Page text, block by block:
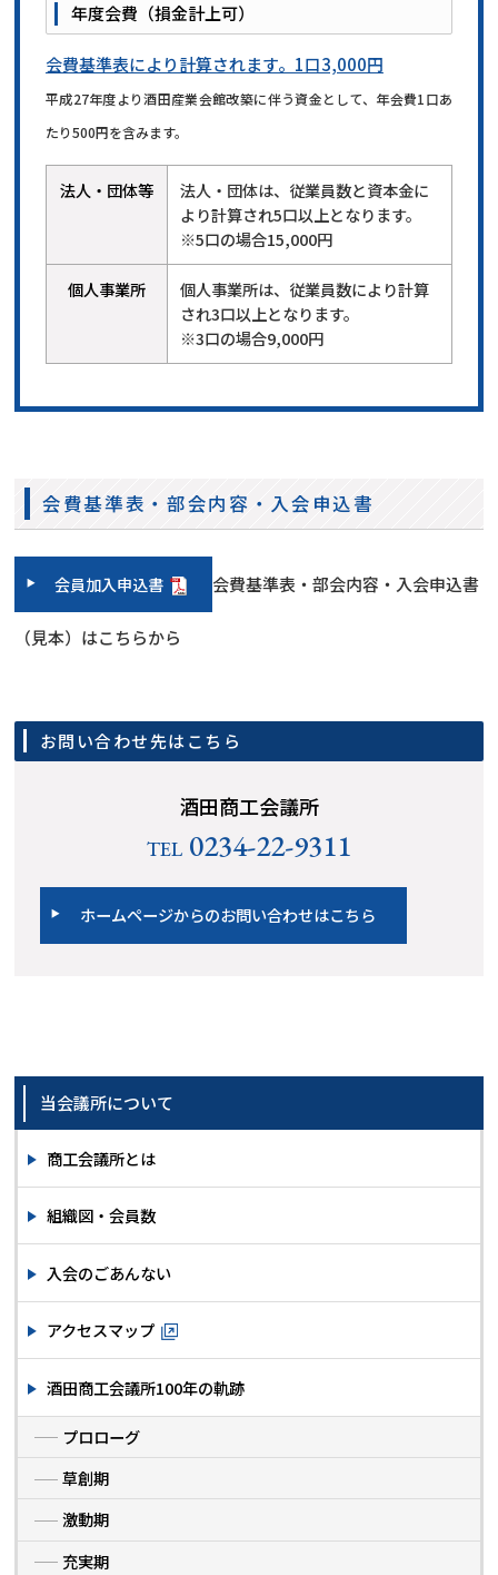
年度会費（損金計上可）
会費基準表により計算されます。1口3,000円
平成27年度より酒田産業会館改築に伴う資金として、年会費1口あ
たり500円を含みます。
法人・団体等
法人・団体は、従業員数と資本金に
より計算され5口以上となります。
※5口の場合15,000円
個人事業所
個人事業所は、従業員数により計算
され3口以上となります。
※3口の場合9,000円
会費基準表・部会内容・入会申込書
会員加入申込書 会費基準表・部会内容・入会申込書
（見本）はこちらから
お問い合わせ先はこちら
酒田商工会議所
TEL0234-22-9311
ホームページからのお問い合わせはこちら
当会議所について
商工会議所とは
組織図・会員数
入会のごあんない
アクセスマップ
酒田商工会議所100年の軌跡
プロローグ
草創期
激動期
充実期